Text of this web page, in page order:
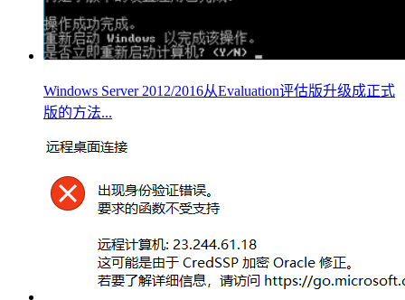
Windows Server 2012/2016从Evaluation评估版升级成正式
版的方法...